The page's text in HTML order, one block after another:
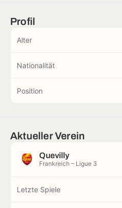
Profil
Alter
Nationalität
Position
Aktueller Verein
Quevilly
Frankreich – Ligue 3
Letzte Spiele